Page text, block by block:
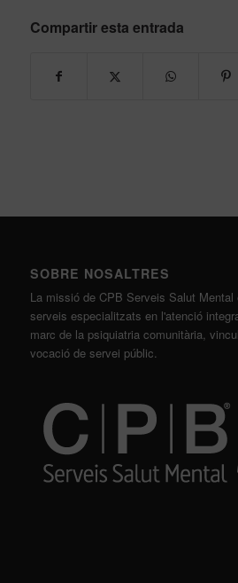
Compartir esta entrada
SOBRE NOSALTRES
La missió de CPB Serveis Salut
serveis especialitzats en l'atenció
marc de la psiquiatria comunitària,
vocació de servei públic.